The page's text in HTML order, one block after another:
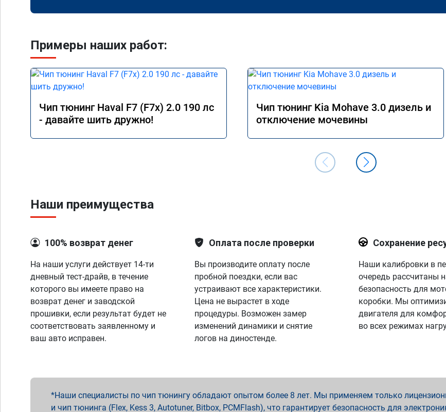
Примеры наших работ:
Чип тюнинг Haval F7 (F7x) 2.0 190 лс
- давайте шить дружно!
Чип тюнинг Kia Mohave 3.0 дизель и
отключение мочевины
Наши преимущества
100% возврат денег
На наши услуги действует 14-ти
дневный тест-драйв, в течение
которого вы имеете право на
возврат денег и заводской
прошивки, если результат будет не
соответствовать заявленному и
ваш авто исправен.
Оплата после проверки
Вы производите оплату после
пробной поездки, если вас
устраивают все характеристики.
Цена не вырастет в ходе
процедуры. Возможен замер
изменений динамики и снятие
логов на диностенде.
Сохранение
Наши калибровки в
очередь рассчитаны
безопасность для
коробки. Мы
двигателя для
во всех режимах
Наши специалисты по чип тюнингу обладают опытом более 8 лет. Мы применяем только
и чип тюнинга (Flex, Kess 3, Autotuner, Bitbox, PCMFlash), что гарантирует безопасность для